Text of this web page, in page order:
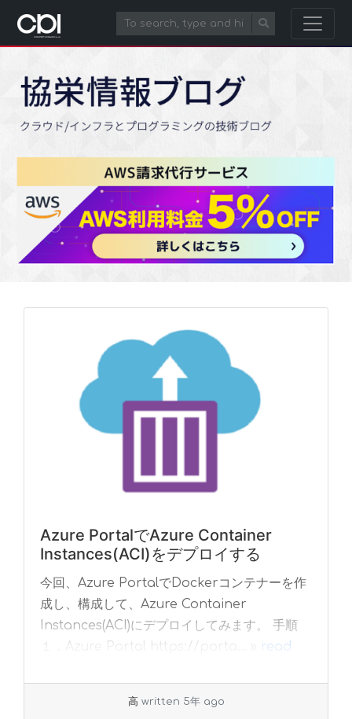
Azure PortalでAzure Container
Instances(ACI)をデプロイする
今回、Azure PortalでDockerコンテナーを作
成し、構成して、Azure Container
Instances(ACI)にデプロイしてみます。 手順
１．Azure Portal https://porta... »
read
高 written 5年 ago